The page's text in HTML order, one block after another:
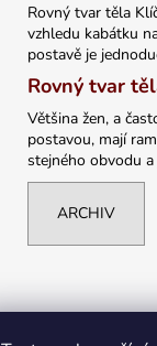
Rovný tvar těla
vzhledu kabátku
postavě je
Rovný tvar
Většina žen, a
postavou, mají
stejného obvodu a
ARCHIV